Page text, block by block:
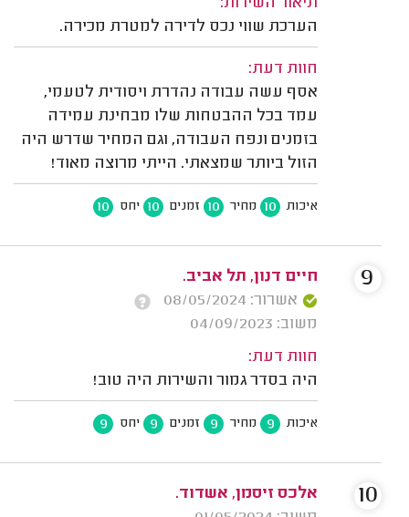
תיאור השירות:
הערכת שווי נכס לדירה למטרת מכירה.
חוות דעת:
אסף עשה עבודה נהדרת ויסודית לטעמי,
עמד בכל ההבטחות שלו מבחינת עמידה
בזמנים ונפח העבודה, וגם המחיר שדרש היה
הזול ביותר שמצאתי. הייתי מרוצה מאוד!
איכות 10 מחיר 10 זמנים 10 יחס 10
אשרור: 08/05/2024
משוב: 04/09/2023
חוות דעת:
היה בסדר גמור והשירות היה טוב!
איכות 9 מחיר 9 זמנים 9 יחס 9
9
אלכס זיסמן, אשדוד.
10